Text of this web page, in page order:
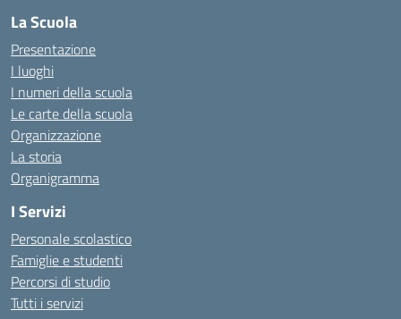
La Scuola
Presentazione
I luoghi
I numeri della scuola
Le carte della scuola
Organizzazione
La storia
Organigramma
I Servizi
Personale scolastico
Famiglie e studenti
Percorsi di studio
Tutti i servizi